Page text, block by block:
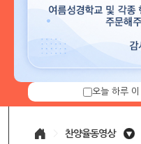
찬양율동영상
오늘 하루